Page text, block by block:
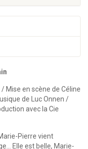
Mise en scène de Céline
de Luc Onnen /
avec la Cie
Pierre vient
Elle est belle, Marie-